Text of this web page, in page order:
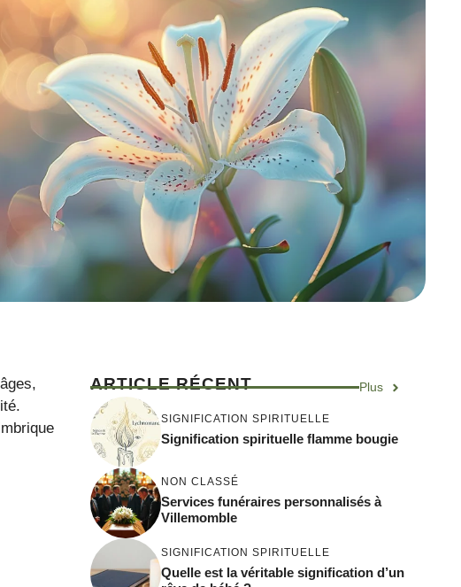
ARTICLE RÉCENT Plus
SIGNIFICATION SPIRITUELLE
Signification spirituelle flamme bougie
NON CLASSÉ
Services funéraires personnalisés à
Villemomble
SIGNIFICATION SPIRITUELLE
Quelle est la véritable signification d’un